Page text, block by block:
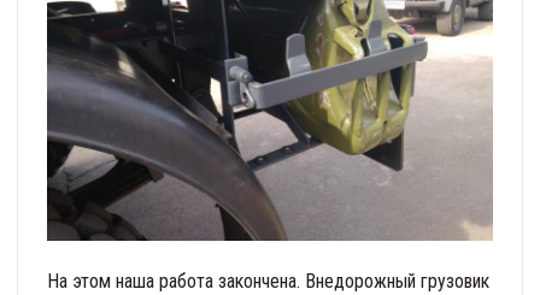
На этом наша работа закончена. Внедорожный грузовик